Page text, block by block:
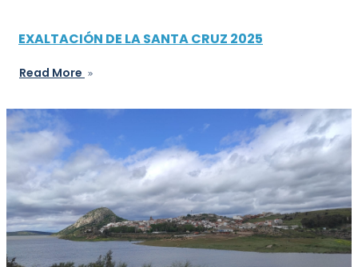
EXALTACIÓN DE LA SANTA CRUZ 2025
Read More